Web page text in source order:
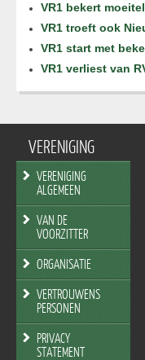
VR1 bekert
VR1 troeft ook
VR1 start met
VR1 verliest van
VERENIGING
VERENIGING
ALGEMEEN
VAN DE
VOORZITTER
ORGANISATIE
VERTROUWENS
PERSONEN
PRIVACY
STATEMENT